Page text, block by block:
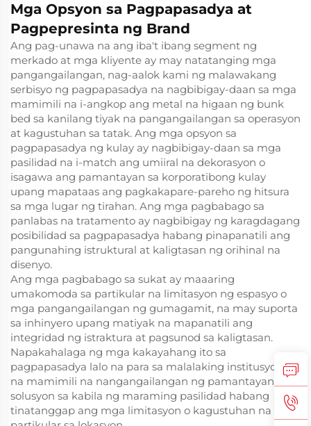
Mga Opsyon sa Pagpapasadya at
Pagpepresinta ng Brand
Ang pag-unawa na ang iba't ibang segment ng
merkado at mga kliyente ay may natatanging mga
pangangailangan, nag-aalok kami ng malawakang
serbisyo ng pagpapasadya na nagbibigay-daan sa mga
mamimili na i-angkop ang metal na higaan ng bunk
bed sa kanilang tiyak na pangangailangan sa operasyon
at kagustuhan sa tatak. Ang mga opsyon sa
pagpapasadya ng kulay ay nagbibigay-daan sa mga
pasilidad na i-match ang umiiral na dekorasyon o
isagawa ang pamantayan sa korporatibong kulay
upang mapataas ang pagkakapare-pareho ng hitsura
sa mga lugar ng tirahan. Ang mga pagbabago sa
panlabas na tratamento ay nagbibigay ng karagdagang
posibilidad sa pagpapasadya habang pinapanatili ang
pangunahing istruktural at kaligtasan ng orihinal na
disenyo.
Ang mga pagbabago sa sukat ay maaaring
umakomoda sa partikular na limitasyon ng espasyo o
mga pangangailangan ng gumagamit, na may suporta
sa inhinyero upang matiyak na mapanatili ang
integridad ng istraktura at pagsunod sa kaligtasan.
Napakahalaga ng mga kakayahang ito sa
pagpapasadya lalo na para sa malalaking institusyonal
na mamimili na nangangailangan ng pamantayang
solusyon sa kabila ng maraming pasilidad habang
tinatanggap ang mga limitasyon o kagustuhan na